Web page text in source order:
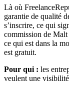
Là où
garantie de qualité
s’inscrire, ce qui
commission de Malt
ce qui est dans la
est gratuit.
Pour qui : les
veulent une